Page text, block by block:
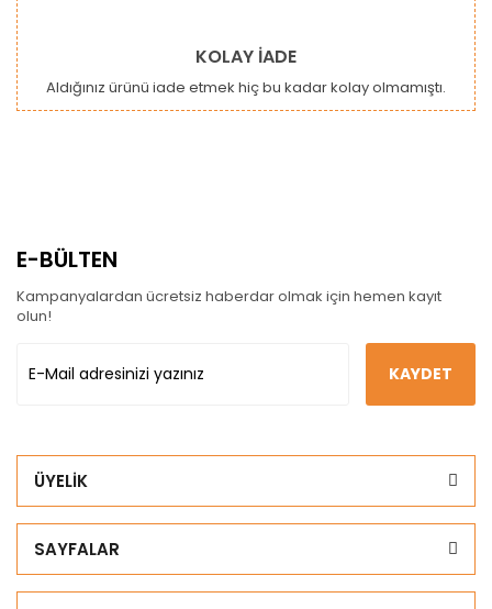
KOLAY İADE
Aldığınız ürünü iade etmek hiç bu kadar kolay olmamıştı.
E-BÜLTEN
Kampanyalardan ücretsiz haberdar olmak için hemen kayıt
olun!
KAYDET
ÜYELİK
SAYFALAR